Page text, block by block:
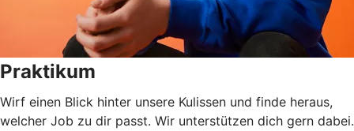
Praktikum
Wirf einen Blick hinter unsere Kulissen und finde heraus,
welcher Job zu dir passt. Wir unterstützen dich gern dabei.